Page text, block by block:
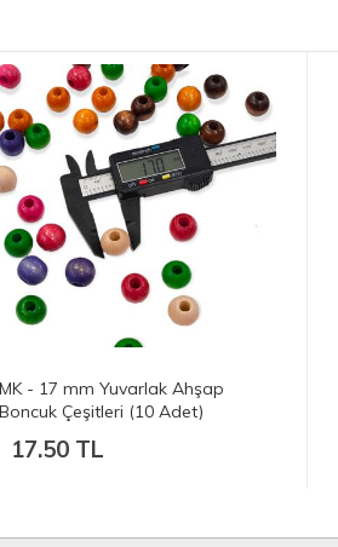
MK - 20 mm Yuvarlak Cilalı Ahşap
Boncuk Kahve (10 Adet)
30.00 TL